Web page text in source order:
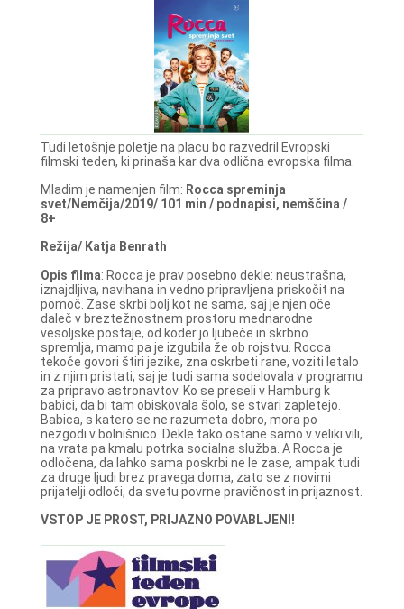
Tudi letošnje poletje na placu bo razvedril Evropski
filmski teden, ki prinaša kar dva odlična evropska filma.
Mladim je namenjen film: Rocca spreminja
svet/Nemčija/2019/ 101 min / podnapisi, nemščina /
8+
Režija/ Katja Benrath
Opis filma: Rocca je prav posebno dekle: neustrašna,
iznajdljiva, navihana in vedno pripravljena priskočit na
pomoč. Zase skrbi bolj kot ne sama, saj je njen oče
daleč v breztežnostnem prostoru mednarodne
vesoljske postaje, od koder jo ljubeče in skrbno
spremlja, mamo pa je izgubila že ob rojstvu. Rocca
tekoče govori štiri jezike, zna oskrbeti rane, voziti letalo
in z njim pristati, saj je tudi sama sodelovala v programu
za pripravo astronavtov. Ko se preseli v Hamburg k
babici, da bi tam obiskovala šolo, se stvari zapletejo.
Babica, s katero se ne razumeta dobro, mora po
nezgodi v bolnišnico. Dekle tako ostane samo v veliki vili,
na vrata pa kmalu potrka socialna služba. A Rocca je
odločena, da lahko sama poskrbi ne le zase, ampak tudi
za druge ljudi brez pravega doma, zato se z novimi
prijatelji odloči, da svetu povrne pravičnost in prijaznost.
VSTOP JE PROST, PRIJAZNO POVABLJENI!